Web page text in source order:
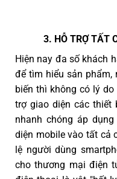
3. HỖ TRỢ TẤT
Hiện nay đa số khách
để tìm hiểu sản phẩm,
biến thì không có lý
trợ giao diện các thiết
nhanh chóng áp
diện mobile vào tất cả
lệ người dùng
cho thương mại điện